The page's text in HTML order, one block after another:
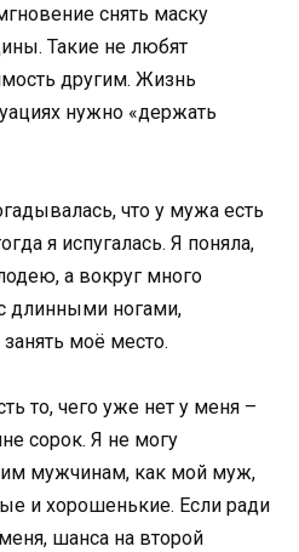
снять маску
Такие не любят
другим. Жизнь
нужно «держать
что у мужа есть
я испугалась. Я поняла,
а вокруг много
длинными ногами,
моё место.
то, чего уже нет у меня –
сорок. Я не могу
мужчинам, как мой муж,
и хорошенькие. Если ради
шанса на второй